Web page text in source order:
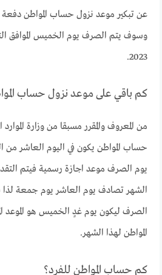
وسوف يتم الصرف يوم الخميس الموافق
2023.
كم باقي على موعد نزول حساب
من المعروف والمقرر مسبقا من وزارة
حساب المواطن يكون في اليوم العاشر من
يوم الصرف موعد اجازة رسمية فيتم
الشهر تصادف يوم العاشر يوم جمعة
الصرف ليكون يوم غدٍ الخميس هو
المواطن لهذا الشهر.
كم حساب المواطن للفرد؟